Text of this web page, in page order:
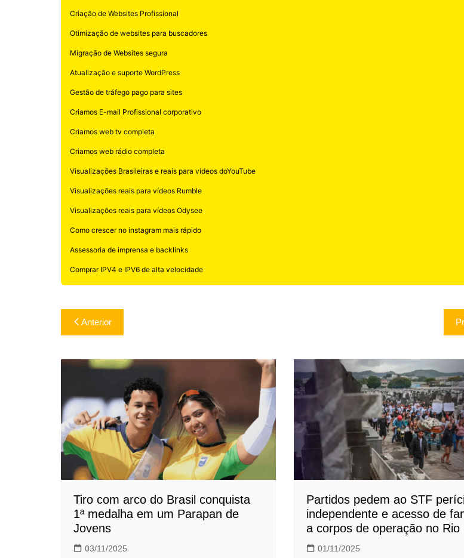
Criação de Websites Profissional
Otimização de websites para buscadores
Migração de Websites segura
Atualização e suporte WordPress
Gestão de tráfego pago para sites
Criamos E-mail Profissional corporativo
Criamos web tv completa
Criamos web rádio completa
Visualizações Brasileiras e reais para vídeos doYouTube
Visualizações reais para vídeos Rumble
Visualizações reais para vídeos Odysee
Como crescer no instagram mais rápido
Assessoria de imprensa e backlinks
Comprar IPV4 e IPV6 de alta velocidade
Navegação
de
Post
Anterior
Tiro com arco do Brasil conquista
1ª medalha em um Parapan de
Jovens
03/11/2025
Partidos pedem ao STF
independente e acesso de
a corpos de operação no Rio
01/11/2025